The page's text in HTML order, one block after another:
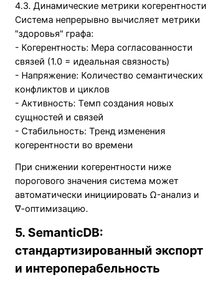
4.3. Динамические метрики когерентности
Система непрерывно вычисляет метрики
"здоровья" графа:
- Когерентность: Мера согласованности
связей (1.0 = идеальная связность)
- Напряжение: Количество семантических
конфликтов и циклов
- Активность: Темп создания новых
сущностей и связей
- Стабильность: Тренд изменения
когерентности во времени
При снижении когерентности ниже
порогового значения система может
автоматически инициировать Ω-анализ и
∇-оптимизацию.
5. SemanticDB:
стандартизированный экспорт
и интероперабельность